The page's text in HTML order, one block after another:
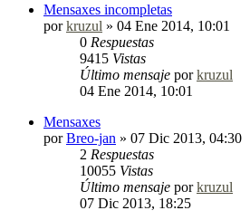
Mensaxes incompletas
porkruzul » 04 Ene 2014, 10:01
0 Respuestas
9415 Vistas
Último mensaje porkruzul
04 Ene 2014, 10:01
Mensaxes
porBreo-jan » 07 Dic 2013, 04:30
2 Respuestas
10055 Vistas
Último mensaje porkruzul
07 Dic 2013, 18:25